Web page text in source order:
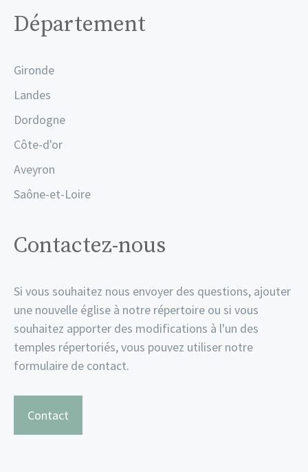
Département
Gironde
Landes
Dordogne
Côte-d'or
Aveyron
Saône-et-Loire
Contactez-nous
Si vous souhaitez nous envoyer des questions, ajouter
une nouvelle église à notre répertoire ou si vous
souhaitez apporter des modifications à l'un des
temples répertoriés, vous pouvez utiliser notre
formulaire de contact.
Contact